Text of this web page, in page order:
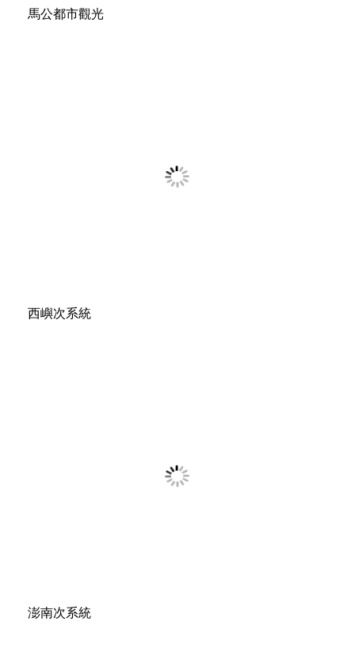
馬公都市觀光
西嶼次系統
澎南次系統